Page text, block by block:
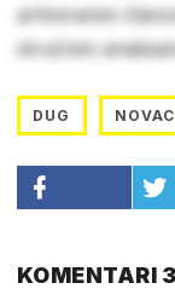
arhiviranim
stručnim
DUG NOVAC
KOMENTARI 3